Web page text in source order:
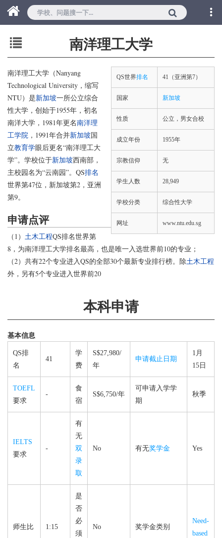
南洋理工大学
QS世界排名 41（亚洲第7）
国家 新加坡
性质 公立，男女合校
成立年份 1955年
宗教信仰 无
学生人数 28,949
学校分类 综合性大学
网址 www.ntu.edu.sg
南洋理工大学（Nanyang
Technological University，缩写
NTU）是新加坡一所公立综合
性大学，创始于1955年，初名
南洋大学，1981年更名南洋理
工学院 ，1991年合并新加坡国
立教育学眼后更名“南洋理工大
学”。学校位于新加坡西南部，
主校园名为“云南园”。QS排名
世界第47位，新加坡第2，亚洲
第9。
申请点评
（1） 土木工程QS排名世界第
8，为南洋理工大学排名最高，也是唯一入选世界前10的专业；
（2）共有22个专业进入QS的全部30个最新专业排行榜。除土木工程
外，另有5个专业进入世界前20
本科申请
基本信息
QS排
名
41
学
费
S$27,980/
年
申请截止日期
1月
15日
TOEFL
要求
-
食
宿
S$6,750/年
可申请入学学
期
秋季
IELTS
要求
-
有
无
双
录
取
No 有无奖学金 Yes
师生比 1:15
是
否
必
须
No 奖学金类别
Need-
based